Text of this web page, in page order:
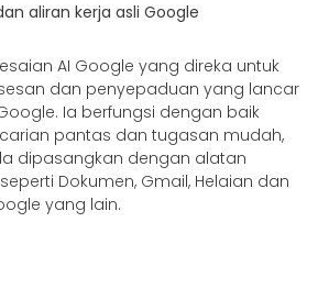
aliran kerja asli Google
AI Google yang direka untuk
dan penyepaduan yang lancar
Ia berfungsi dengan baik
pantas dan tugasan mudah,
dipasangkan dengan alatan
Dokumen, Gmail, Helaian dan
yang lain.